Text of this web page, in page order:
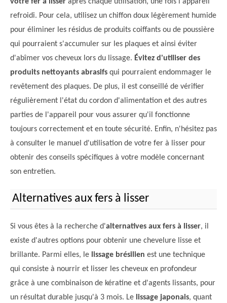
votre fer à lisser après chaque utilisation, une fois l'appareil
refroidi. Pour cela, utilisez un chiffon doux légèrement humide
pour éliminer les résidus de produits coiffants ou de poussière
qui pourraient s'accumuler sur les plaques et ainsi éviter
d'abîmer vos cheveux lors du lissage. Évitez d'utiliser des
produits nettoyants abrasifs qui pourraient endommager le
revêtement des plaques. De plus, il est conseillé de vérifier
régulièrement l'état du cordon d'alimentation et des autres
parties de l'appareil pour vous assurer qu'il fonctionne
toujours correctement et en toute sécurité. Enfin, n'hésitez pas
à consulter le manuel d'utilisation de votre fer à lisser pour
obtenir des conseils spécifiques à votre modèle concernant
son entretien.
Alternatives aux fers à lisser
Si vous êtes à la recherche d'alternatives aux fers à lisser, il
existe d'autres options pour obtenir une chevelure lisse et
brillante. Parmi elles, le lissage brésilien est une technique
qui consiste à nourrir et lisser les cheveux en profondeur
grâce à une combinaison de kératine et d'agents lissants, pour
un résultat durable jusqu'à 3 mois. Le lissage japonais, quant